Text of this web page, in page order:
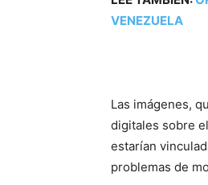
VENEZUELA
Las imágenes,
digitales sobre
estarían
problemas de